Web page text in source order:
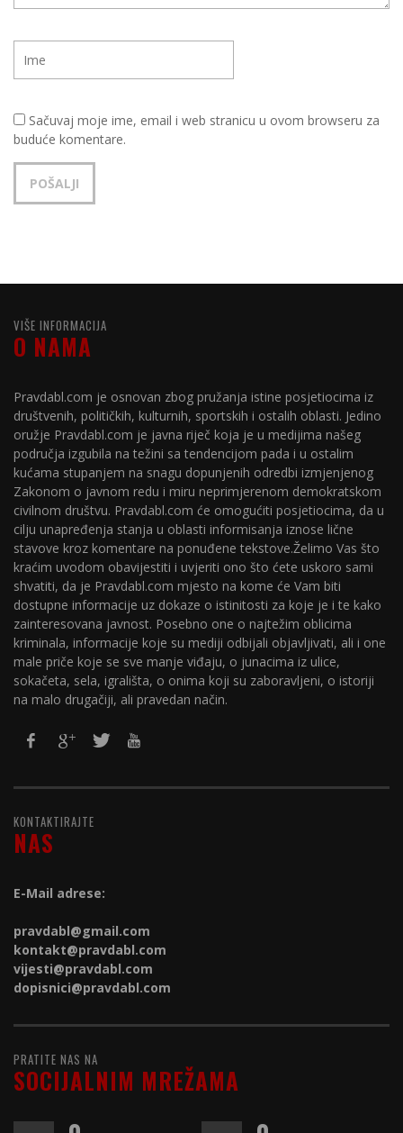
Sačuvaj moje ime, email i web stranicu u ovom browseru za
buduće komentare.
VIŠE INFORMACIJA
O NAMA
Pravdabl.com je osnovan zbog pružanja istine posjetiocima iz
društvenih, političkih, kulturnih, sportskih i ostalih oblasti. Jedino
oružje Pravdabl.com je javna riječ koja je u medijima našeg
područja izgubila na težini sa tendencijom pada i u ostalim
kućama stupanjem na snagu dopunjenih odredbi izmjenjenog
Zakonom o javnom redu i miru neprimjerenom demokratskom
civilnom društvu. Pravdabl.com će omogućiti posjetiocima, da u
cilju unapređenja stanja u oblasti informisanja iznose lične
stavove kroz komentare na ponuđene tekstove.Želimo Vas što
kraćim uvodom obavijestiti i uvjeriti ono što ćete uskoro sami
shvatiti, da je Pravdabl.com mjesto na kome će Vam biti
dostupne informacije uz dokaze o istinitosti za koje je i te kako
zainteresovana javnost. Posebno one o najtežim oblicima
kriminala, informacije koje su mediji odbijali objavljivati, ali i one
male priče koje se sve manje viđaju, o junacima iz ulice,
sokačeta, sela, igrališta, o onima koji su zaboravljeni, o istoriji
na malo drugačiji, ali pravedan način.
KONTAKTIRAJTE
NAS
E-Mail adrese:
pravdabl@gmail.com
kontakt@pravdabl.com
vijesti@pravdabl.com
dopisnici@pravdabl.com
PRATITE NAS NA
SOCIJALNIM MREŽAMA